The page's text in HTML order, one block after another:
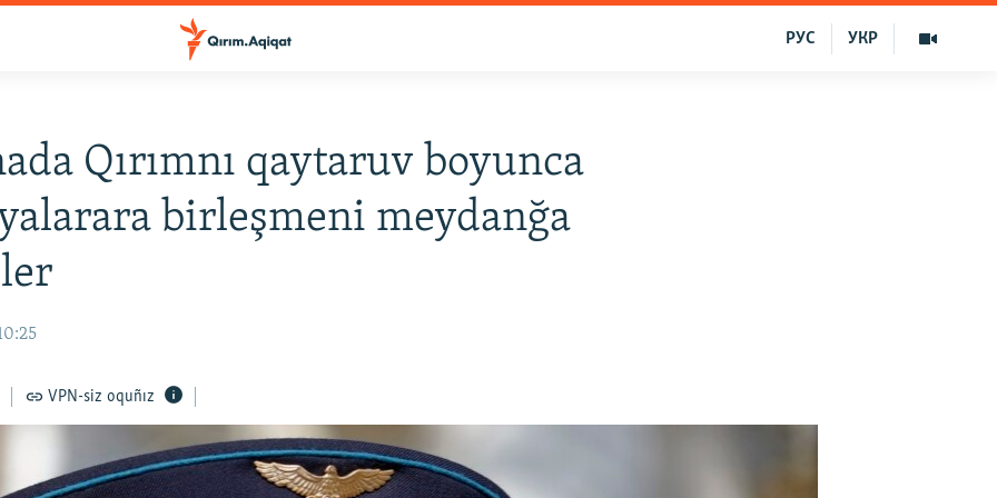
УКР
РУС
Qırımnı qaytaruv boyunca
birleşmeni meydanğa
VPN-siz oquñız